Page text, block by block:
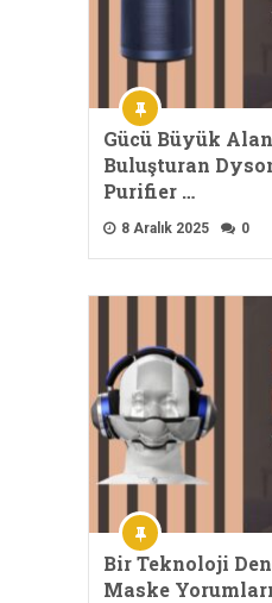
Gücü Büyük
Buluşturan
Purifier …
8 Aralık 2025 0
Bir Teknoloji
Maske Yorumları